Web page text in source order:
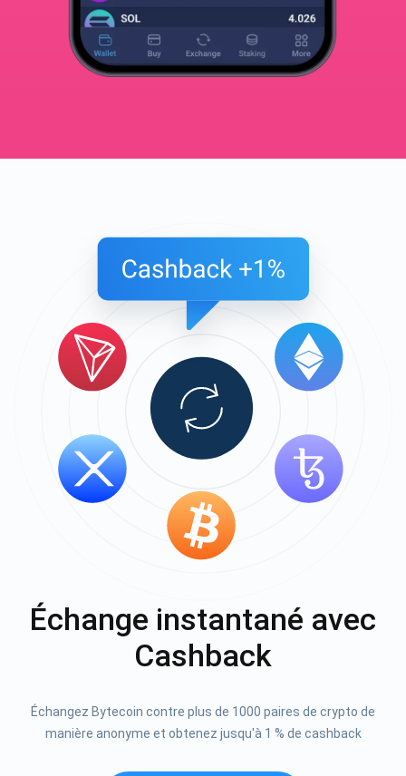
Échange instantané avec
Cashback
Échangez Bytecoin contre plus de 1000 paires de crypto de
manière anonyme et obtenez jusqu'à 1 % de cashback